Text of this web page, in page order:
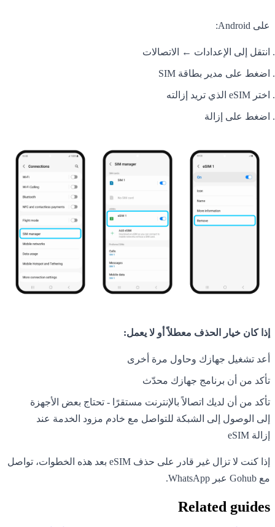
على Android:
انتقل إلى الإعدادات ← الاتصالات
اضغط على مدير بطاقة SIM
اختر eSIM الذي تريد إزالته
اضغط على إزالة
إذا كان خيار الحذف معطلاً أو لا يعمل:
أعد تشغيل جهازك وحاول مرة أخرى
تأكد من أن برنامج جهازك محدّث
تأكد من أن لديك اتصالاً بالإنترنت مستقرًا - تحتاج بعض الأجهزة
إلى الوصول إلى الشبكة للتواصل مع خادم مزود الخدمة عند
إزالة eSIM
إذا كنت لا تزال غير قادر على حذف eSIM بعد هذه الخطوات، تواصل
مع Gohub عبر WhatsApp.
Related guides